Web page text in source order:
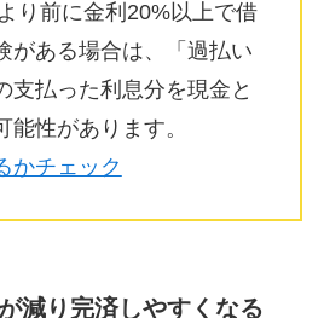
り前に金利20%以上で借
がある場合は、「過払い
支払った利息分を現金と
能性があります。
かチェック
減り完済しやすくなる